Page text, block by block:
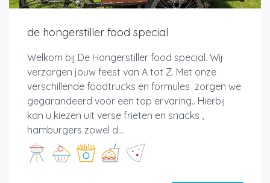
de hongerstiller food special
Welkom bij De Hongerstiller food special. Wij
verzorgen jouw feest van A tot Z. Met onze
verschillende foodtrucks en formules zorgen we
gegarandeerd voor een top ervaring.. Hierbij
kan u kiezen uit verse frieten en snacks ,
hamburgers zowel d...